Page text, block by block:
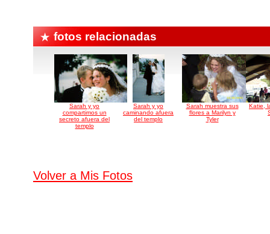
fotos relacionadas
Sarah y yo
compartimos un
secreto afuera del
templo
Sarah y yo
caminando afuera
del templo
Sarah muestra sus
flores a Marilyn y
Tyler
Katie,
Volver a Mis Fotos